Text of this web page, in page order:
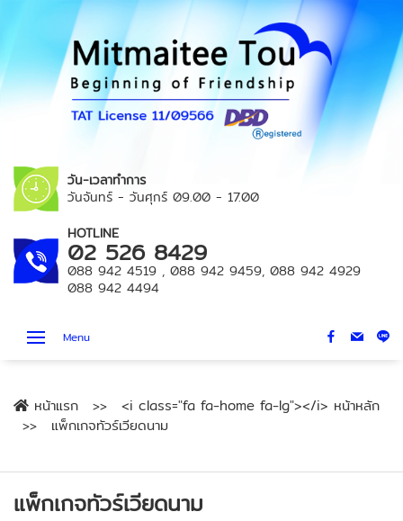
วัน-เวลาทำการ
วันจันทร์ - วันศุกร์ 09.00 - 17.00
HOTLINE
02 526 8429
088 942 4519 , 088 942 9459, 088 942 4929
088 942 4494
Menu
หน้าแรก
<i class="fa fa-home fa-lg"></i> หน้าหลัก
แพ็กเกจทัวร์เวียดนาม
แพ็กเกจทัวร์เวียดนาม